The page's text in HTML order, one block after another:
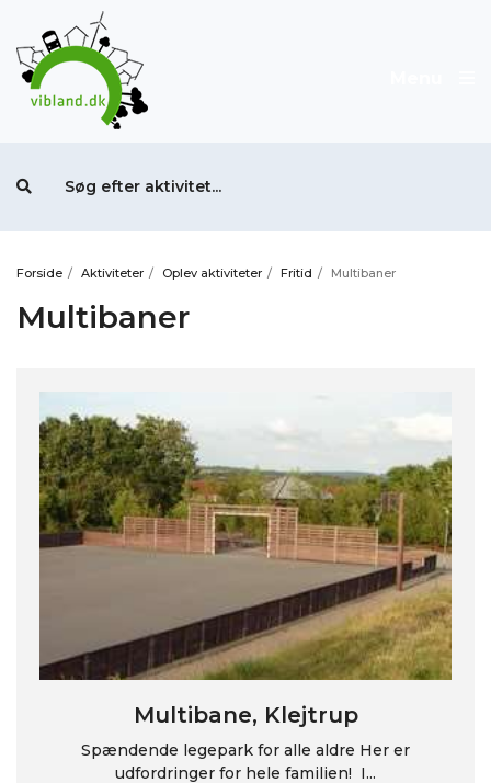
Forside / Aktiviteter / Oplev aktiviteter / Fritid / Multibaner
Multibaner
Multibane, Klejtrup
Spændende legepark for alle aldre Her er
udfordringer for hele familien! I...